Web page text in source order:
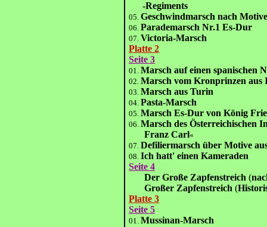
-Regiments
05. Geschwindmarsch nach
06. Parademarsch Nr.1 Es-Dur
07. Victoria-Marsch
Platte 2
Seite 3
01. Marsch auf einen spanischen
02. Marsch vom Kronprinzen aus
03. Marsch aus Turin
04. Pasta-Marsch
05. Marsch Es-Dur von König
06. Marsch des Österreichischen
Franz Carl«
07.Defiliermarsch über Motive
08. Ich hatt' einen Kameraden
Seite 4
Der Große Zapfenstreich(
Großer Zapfenstreich(
Platte 3
Seite 5
01.Mussinan-Marsch